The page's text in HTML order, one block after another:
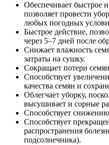
Обеспечивает быстрое
позволяет провести
любых погодных
Быстрое действие,
через 5–7 дней после
Снижает влажность
затраты на сушку.
Сокращает потери
Способствует
качества семян и
Облегчает уборку,
высушивает и сорные
Способствует снижению
Способствует
распространения
подсолнечника).